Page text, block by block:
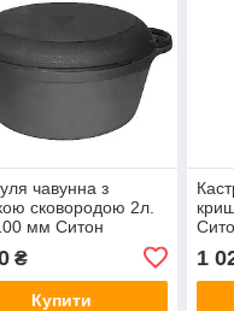
чавунна з
сковородою 2л.
мм Ситон
₴
Купити
1